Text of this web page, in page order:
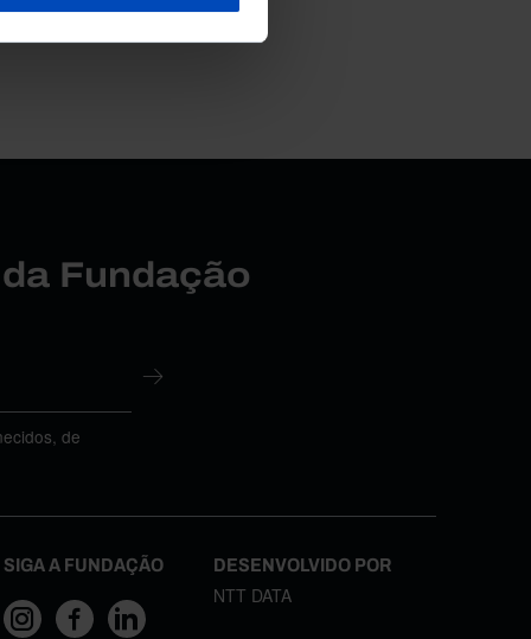
Fundação
de
SIGA A FUNDAÇÃO DESENVOLVIDO POR
NTT DATA